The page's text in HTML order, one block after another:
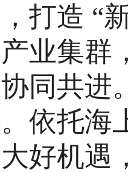
打造 “
业集群
同共进
依托海
好机遇